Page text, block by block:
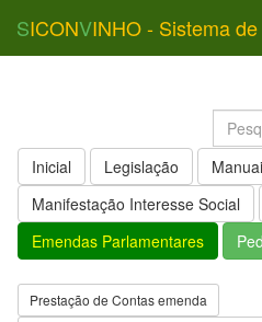
SICONVINHO - Sistema
Inicial Legislação
Manifestação Interesse Social
Emendas Parlamentares
Prestação de Contas emenda